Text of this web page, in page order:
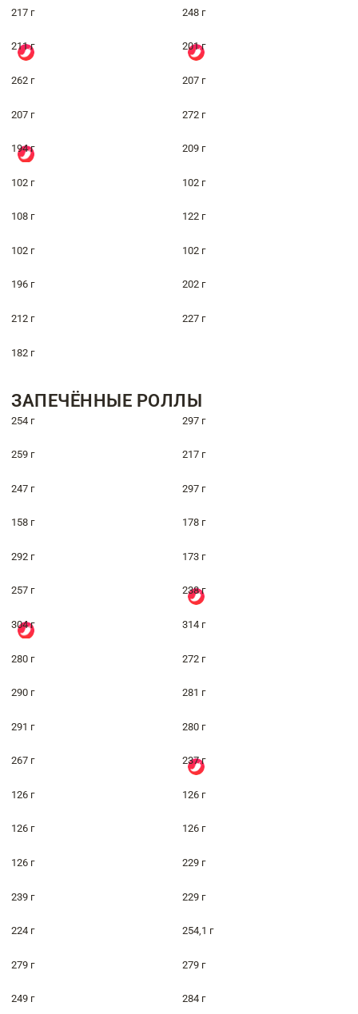
217 г 248 г
211 г 201 г
262 г 207 г
207 г 272 г
194 г 209 г
102 г 102 г
108 г 122 г
102 г 102 г
196 г 202 г
212 г 227 г
182 г
ЗАПЕЧЁННЫЕ РОЛЛЫ
254 г 297 г
259 г 217 г
247 г 297 г
158 г 178 г
292 г 173 г
257 г 238 г
304 г 314 г
280 г 272 г
290 г 281 г
291 г 280 г
267 г 237 г
126 г 126 г
126 г 126 г
126 г 229 г
239 г 229 г
224 г 254,1 г
279 г 279 г
249 г 284 г